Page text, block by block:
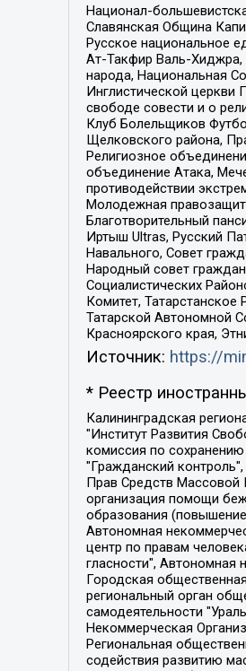
Национал-
Славянская Община
Русское национальное
Ат-Такфир Валь-Хиджра,
народа, Национальная
Инглистической церкви
свободе совести и о
Клуб Болельщиков
Щелковского района,
Религиозное
объединение Атака,
противодействии
Молодежная
Благотворительный
Иртыш Ultras, Русский
Навального, Совет
Народный совет
Социалистических
Комитет,
Татарской Автономной
Красноярского края,
Источник: https://
* Реестр
Калининградская региональная общественная организация "Экозащита!-Женсовет", Фонд содействия защите прав и свобод граждан "Общественный вердикт", Фонд "Институт Развития Свободы Информации", Частное учреждение "Информационное агентство МЕМО. РУ", Региональная общественная организация "Общественная комиссия по сохранению наследия академика Сахарова", Фонд поддержки свободы прессы, Санкт-Петербургская общественная правозащитная организация "Гражданский контроль", Межрегиональная общественная организация "Информационно-просветительский центр "Мемориал", Региональный Фонд "Центр Защиты Прав Средств Массовой Информации", с 05.12.2023 Фонд "Центр Защиты Прав Средств массовой информации", Региональная общественная благотворительная организация помощи беженцам и мигрантам "Гражданское содействие", Негосударственное образовательное учреждение дополнительного профессионального образования (повышение квалификации) специалистов "АКАДЕМИЯ ПО ПРАВАМ ЧЕЛОВЕКА", Свердловская региональная общественная организация "Сутяжник", Автономная некоммерческая организация "Центр независимых социологических исследований", Союз общественных объединений "Российский исследовательский центр по правам человека", Региональное общественное учреждение научно-информационный центр "МЕМОРИАЛ", Некоммерческая организация "Фонд защиты гласности", Автономная некоммерческая организация "Институт прав человека", Городская общественная организация "Екатеринбургское